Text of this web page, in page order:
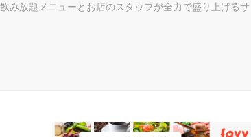
み放題メニューとお店のスタッフが全力で盛り上げるサ